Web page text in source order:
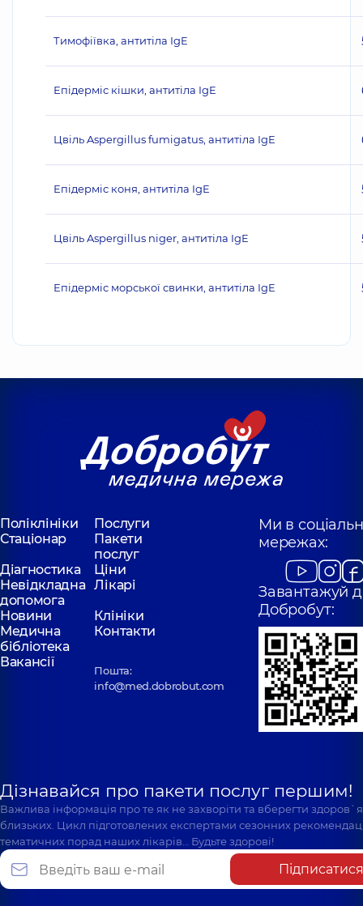
Тимофіївка, антитіла IgE
Епідерміс кішки, антитіла IgE
Цвіль Aspergillus fumigatus, антитіла IgE
Епідерміс коня, антитіла IgE
Цвіль Aspergillus niger, антитіла IgE
Епідерміс морської свинки, антитіла IgE
Поліклініки
Послуги
Стаціонар
Пакети
послуг
Діагностика
Ціни
Невідкладна
допомога
Лікарі
Новини
Клініки
Медична
бібліотека
Контакти
Вакансії
Пошта:
info@med.dobrobut.com
Ми в
мережах:
Завантажуй
Добробут:
Дізнавайся про пакети послуг першим!
Важлива інформація про те як не захворіти та вберегти
близьких. Цикл підготовлених експертами сезонних
тематичних порад наших лікарів… Будьте здорові!
Підписатися